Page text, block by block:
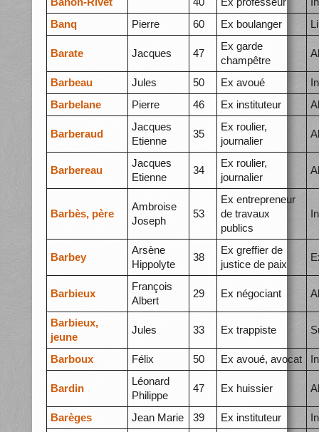
Banq
Pierre 60 Ex boulanger
Barate Jacques 47
Ex garde
champêtre
Barbeau Jules 50 Ex avoué
Barbelane
Pierre 46 Ex instituteur
Barberaud
Jacques
Etienne
35
Ex roulier,
journalier
Barbereau
Jacques
Etienne
34
Ex roulier,
journalier
Barbès, père
Ambroise
Joseph
53
Ex entrepreneur
de travaux
publics
Barbey
Arsène
Hippolyte
38
Ex greffier de
justice de paix
Barbieux
François
Albert
29 Ex négociant
Barbieux,
jeune
Jules 33 Ex trappiste
Barboux Félix 50 Ex avoué, avocat
Bardin
Léonard
Philippe
47 Ex huissier
Barèges Jean Marie 39 Ex instituteur